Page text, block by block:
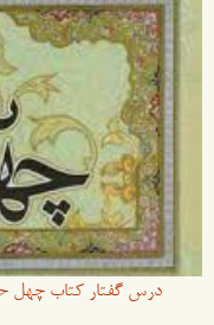
درس گفتار کتاب چهل